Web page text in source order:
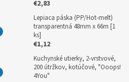
€2,83
Lepiaca páska (PP/Hot-melt)
transparentná 48mm x 66m [1
ks]
€1,12
Kuchynské utierky, 2-vrstvové,
200 útržkov, kotúčové, "Ooops!
4You"